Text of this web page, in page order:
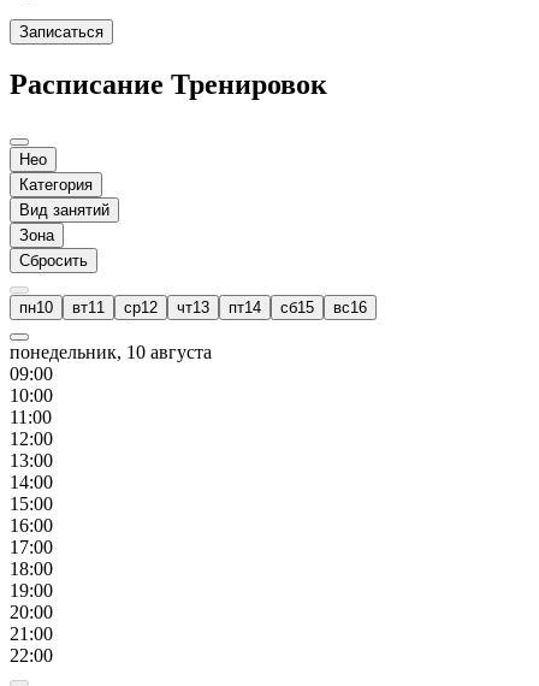
Записаться
Расписание Тренировок
Нео
Категория
Вид занятий
Зона
Сбросить
пн10 вт11 ср12 чт13 пт14 сб15 вс16
понедельник, 10 августа
09:00
10:00
11 :00
12:00
13:00
14:00
15:00
16:00
17:00
18:00
19:00
20:00
21 :00
22:00